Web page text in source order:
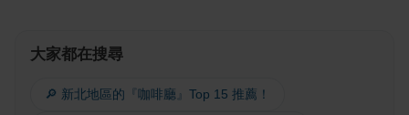
大家都在搜尋
🔎 新北地區的『咖啡廳』Top 15 推薦！